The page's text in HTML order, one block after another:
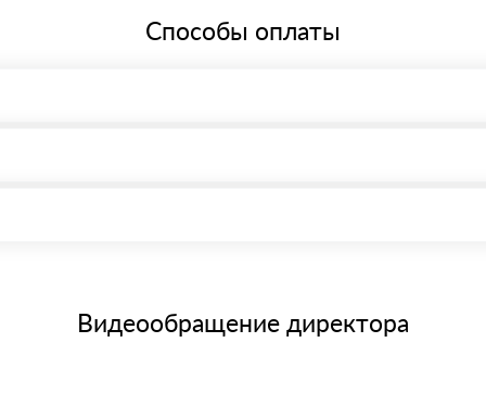
Способы оплаты
банковским картам
Видеообращение директора